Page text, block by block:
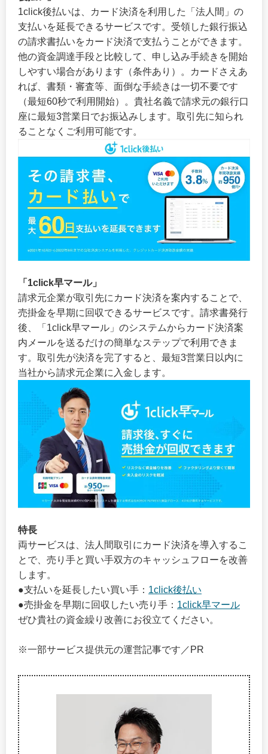
1click後払いは、カード決済を利用した「法人間」の
支払いを延長できるサービスです。受領した銀行振込
の請求書払いをカード決済で支払うことができます。
他の資金調達手段と比較して、申し込み手続きを開始
しやすい場合があります（条件あり）。カードさえあ
れば、書類・審査等、面倒な手続きは一切不要です
（最短60秒で利用開始）。貴社名義で請求元の銀行口
座に最短3営業日でお振込みします。取引先に知られ
ることなくご利用可能です。
「1click早マール」
請求元企業が取引先にカード決済を案内することで、
売掛金を早期に回収できるサービスです。請求書発行
後、「1click早マール」のシステムからカード決済案
内メールを送るだけの簡単なステップで利用できま
す。取引先が決済を完了すると、最短3営業日以内に
当社から請求元企業に入金します。
特長
両サービスは、法人間取引にカード決済を導入するこ
とで、売り手と買い手双方のキャッシュフローを改善
します。
●支払いを延長したい買い手： 1click後払い
●売掛金を早期に回収したい売り手： 1click早マール
ぜひ貴社の資金繰り改善にお役立てください。
※一部サービス提供元の運営記事です／PR